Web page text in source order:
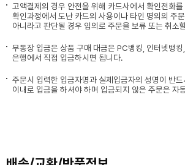
고액결제의 경우 안전을 위해 카드사에서 확인전화
확인과정에서 도난 카드의 사용이나 타인 명의의 주
아니라고 판단될 경우 임의로 주문을 보류 또는 취소
무통장 입금은 상품 구매 대금은 PC뱅킹, 인터넷뱅
은행에서 직접 입금하시면 됩니다.
주문시 입력한 입금자명과 실제입금자의 성명이 반
이내로 입금을 하셔야 하며 입금되지 않은 주문은 자